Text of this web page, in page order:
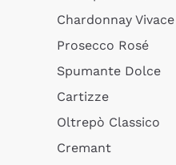
Chardonnay Vivace
Prosecco Rosé
Spumante Dolce
Cartizze
Oltrepò Classico
Cremant